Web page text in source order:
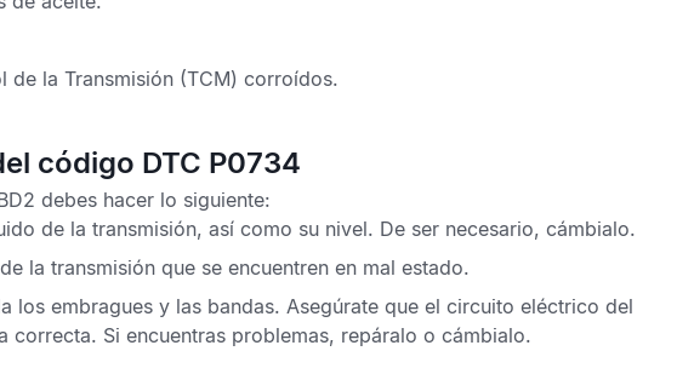
de la Transmisión (TCM) corroídos.
código DTC P0734
debes hacer lo siguiente:
de la transmisión, así como su nivel. De ser necesario, cámbialo.
la transmisión que se encuentren en mal estado.
los embragues y las bandas. Asegúrate que el circuito eléctrico del
correcta. Si encuentras problemas, repáralo o cámbialo.